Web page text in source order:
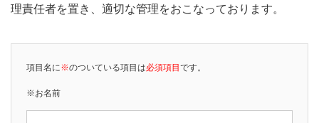
理責任者を置き、適切な管理をおこなっております。
項目名に※のついている項目は必須項目 です。
※お名前